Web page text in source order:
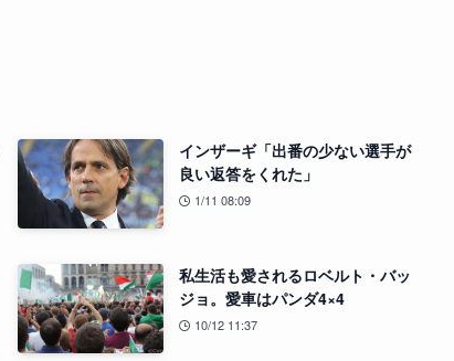
インザーギ「出番の少ない選手が
良い返答をくれた」
1/11 08:09
私生活も愛されるロベルト・バッ
ジョ。愛車はパンダ4×4
10/12 11:37